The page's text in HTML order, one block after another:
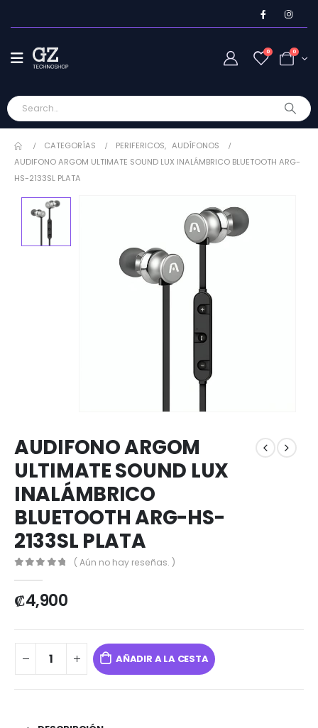
0 0
CATEGORÍAS PERIFERICOS, AUDÍFONOS
AUDIFONO ARGOM ULTIMATE SOUND LUX INALÁMBRICO BLUETOOTH ARG-
HS-2133SL PLATA
AUDIFONO ARGOM
ULTIMATE SOUND LUX
INALÁMBRICO
BLUETOOTH ARG-HS-
2133SL PLATA
( Aún no hay reseñas. )
₡4,900
AÑADIR A LA CESTA